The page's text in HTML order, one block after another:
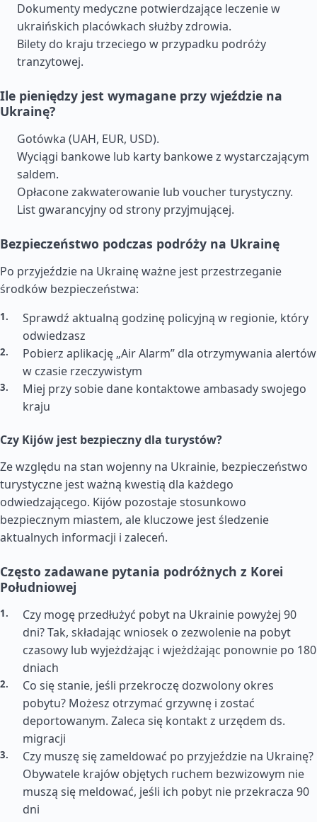
Dokumenty medyczne potwierdzające leczenie w
ukraińskich placówkach służby zdrowia.
Bilety do kraju trzeciego w przypadku podróży
tranzytowej.
Ile pieniędzy jest wymagane przy wjeździe na
Ukrainę?
Gotówka (UAH, EUR, USD).
Wyciągi bankowe lub karty bankowe z wystarczającym
saldem.
Opłacone zakwaterowanie lub voucher turystyczny.
List gwarancyjny od strony przyjmującej.
Bezpieczeństwo podczas podróży na Ukrainę
Po przyjeździe na Ukrainę ważne jest przestrzeganie
środków bezpieczeństwa:
Sprawdź aktualną godzinę policyjną w regionie, który
odwiedzasz
Pobierz aplikację „Air Alarm” dla otrzymywania alertów
w czasie rzeczywistym
Miej przy sobie dane kontaktowe ambasady swojego
kraju
Czy Kijów jest bezpieczny dla turystów?
Ze względu na stan wojenny na Ukrainie, bezpieczeństwo
turystyczne jest ważną kwestią dla każdego
odwiedzającego. Kijów pozostaje stosunkowo
bezpiecznym miastem, ale kluczowe jest śledzenie
aktualnych informacji i zaleceń.
Często zadawane pytania podróżnych z Korei
Południowej
Czy mogę przedłużyć pobyt na Ukrainie powyżej 90
dni? Tak, składając wniosek o zezwolenie na pobyt
czasowy lub wyjeżdżając i wjeżdżając ponownie po 180
dniach
Co się stanie, jeśli przekroczę dozwolony okres
pobytu? Możesz otrzymać grzywnę i zostać
deportowanym. Zaleca się kontakt z urzędem ds.
migracji
Czy muszę się zameldować po przyjeździe na Ukrainę?
Obywatele krajów objętych ruchem bezwizowym nie
muszą się meldować, jeśli ich pobyt nie przekracza 90
dni